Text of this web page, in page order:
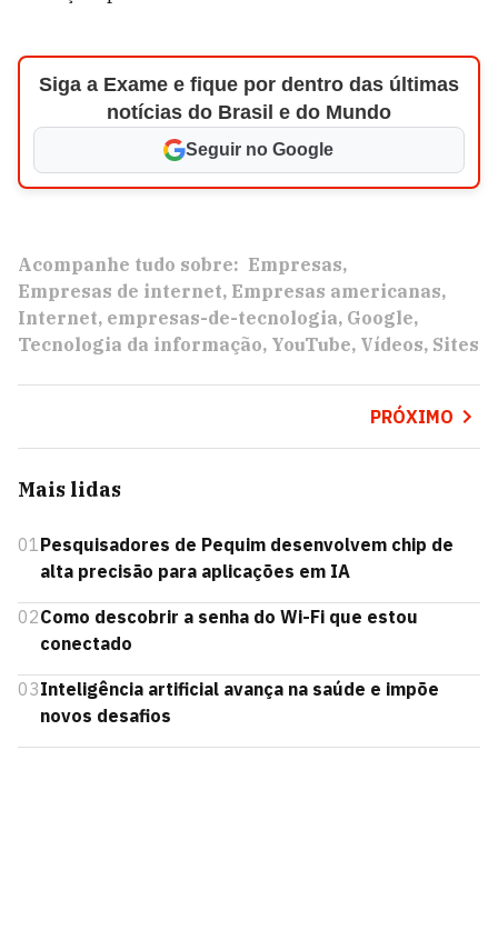
Siga a Exame e fique por dentro das últimas
notícias do Brasil e do Mundo
Seguir no Google
Acompanhe tudo sobre: Empresas
Empresas de internet Empresas americanas
Internet empresas-de-tecnologia Google
Tecnologia da informação YouTube Vídeos Sites
PRÓXIMO
Mais lidas
01Pesquisadores de Pequim desenvolvem chip de
alta precisão para aplicações em IA
02Como descobrir a senha do Wi-Fi que estou
conectado
03Inteligência artificial avança na saúde e impõe
novos desafios